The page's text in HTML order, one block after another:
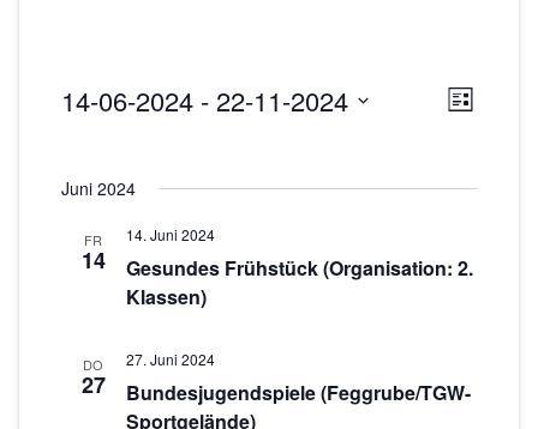
A
s
c
e
V
a
s
t
L
e
14-06-2024 - 22-11-2024
tJuni 2024
FR
14
14. Juni 2024
Gesundes Frühstück (Organisation: 2.
Klassen)
DO
27
27. Juni 2024
Bundesjugendspiele (Feggrube/TGW-
Sportgelände)